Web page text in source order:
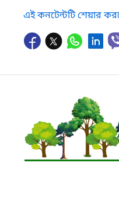
এই কনটেন্টটি শেয়ার